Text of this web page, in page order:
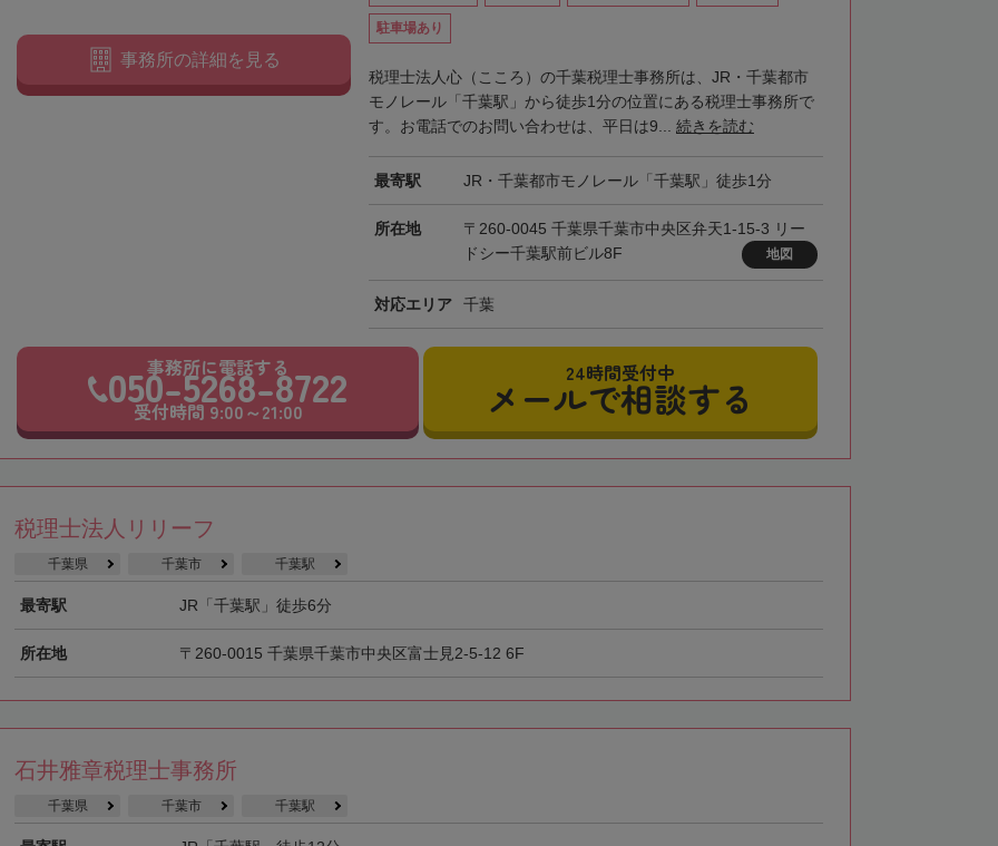
駐車場あり
税理士法人心（こころ）の千葉税理士事務所は、JR・千葉都市
モノレール「千葉駅」から徒歩1分の位置にある税理士事務所で
す。お電話でのお問い合わせは、平日は9... 続きを読む
最寄駅 JR・千葉都市モノレール「千葉駅」徒歩1分
所在地
〒260-0045 千葉県千葉市中央区弁天1-15-3 リー
ドシー千葉駅前ビル8F
地図
対応エリア 千葉
事務所の詳細を見る
事務所に電話する
050-5268-8722
受付時間 9:00～21:00
24時間受付中
メールで相談する
税理士法人リリーフ
千葉県 千葉市 千葉駅
最寄駅 JR「千葉駅」徒歩6分
所在地 〒260-0015 千葉県千葉市中央区富士見2-5-12 6F
石井雅章税理士事務所
千葉県 千葉市 千葉駅